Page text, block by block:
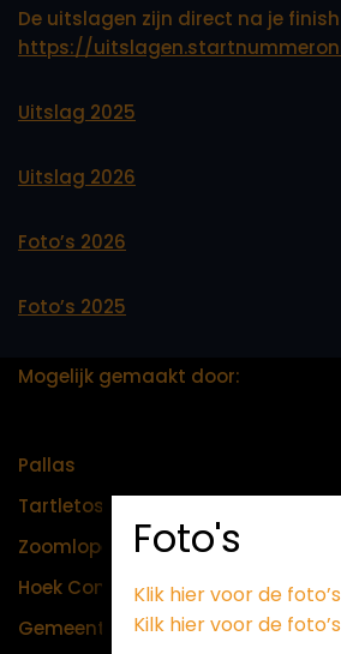
De uitslagen zijn direct na je
https://
Uitslag 2025
Uitslag 2026
Foto’s 2026
Foto’s 2025
Mogelijk gemaakt door:
Pallas
Tartletos
Zoomlopers
Hoek Consultants
Gemeente Wageningen
Foto's
Klik hier voor de
Kilk hier voor de